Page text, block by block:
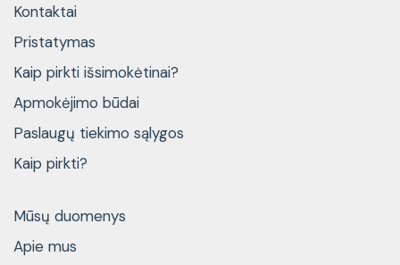
Kontaktai
Pristatymas
Kaip pirkti išsimokėtinai?
Apmokėjimo būdai
Paslaugų tiekimo sąlygos
Kaip pirkti?
Mūsų duomenys
Apie mus